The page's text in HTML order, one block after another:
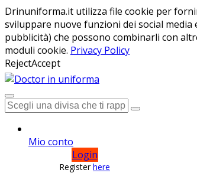
Drinuniforma.it utilizza file cookie per
sviluppare nuove funzioni dei social
pubblicità) che possono combinarli con
moduli cookie. Privacy Policy
RejectAccept
Mio conto
Login
Registerhere